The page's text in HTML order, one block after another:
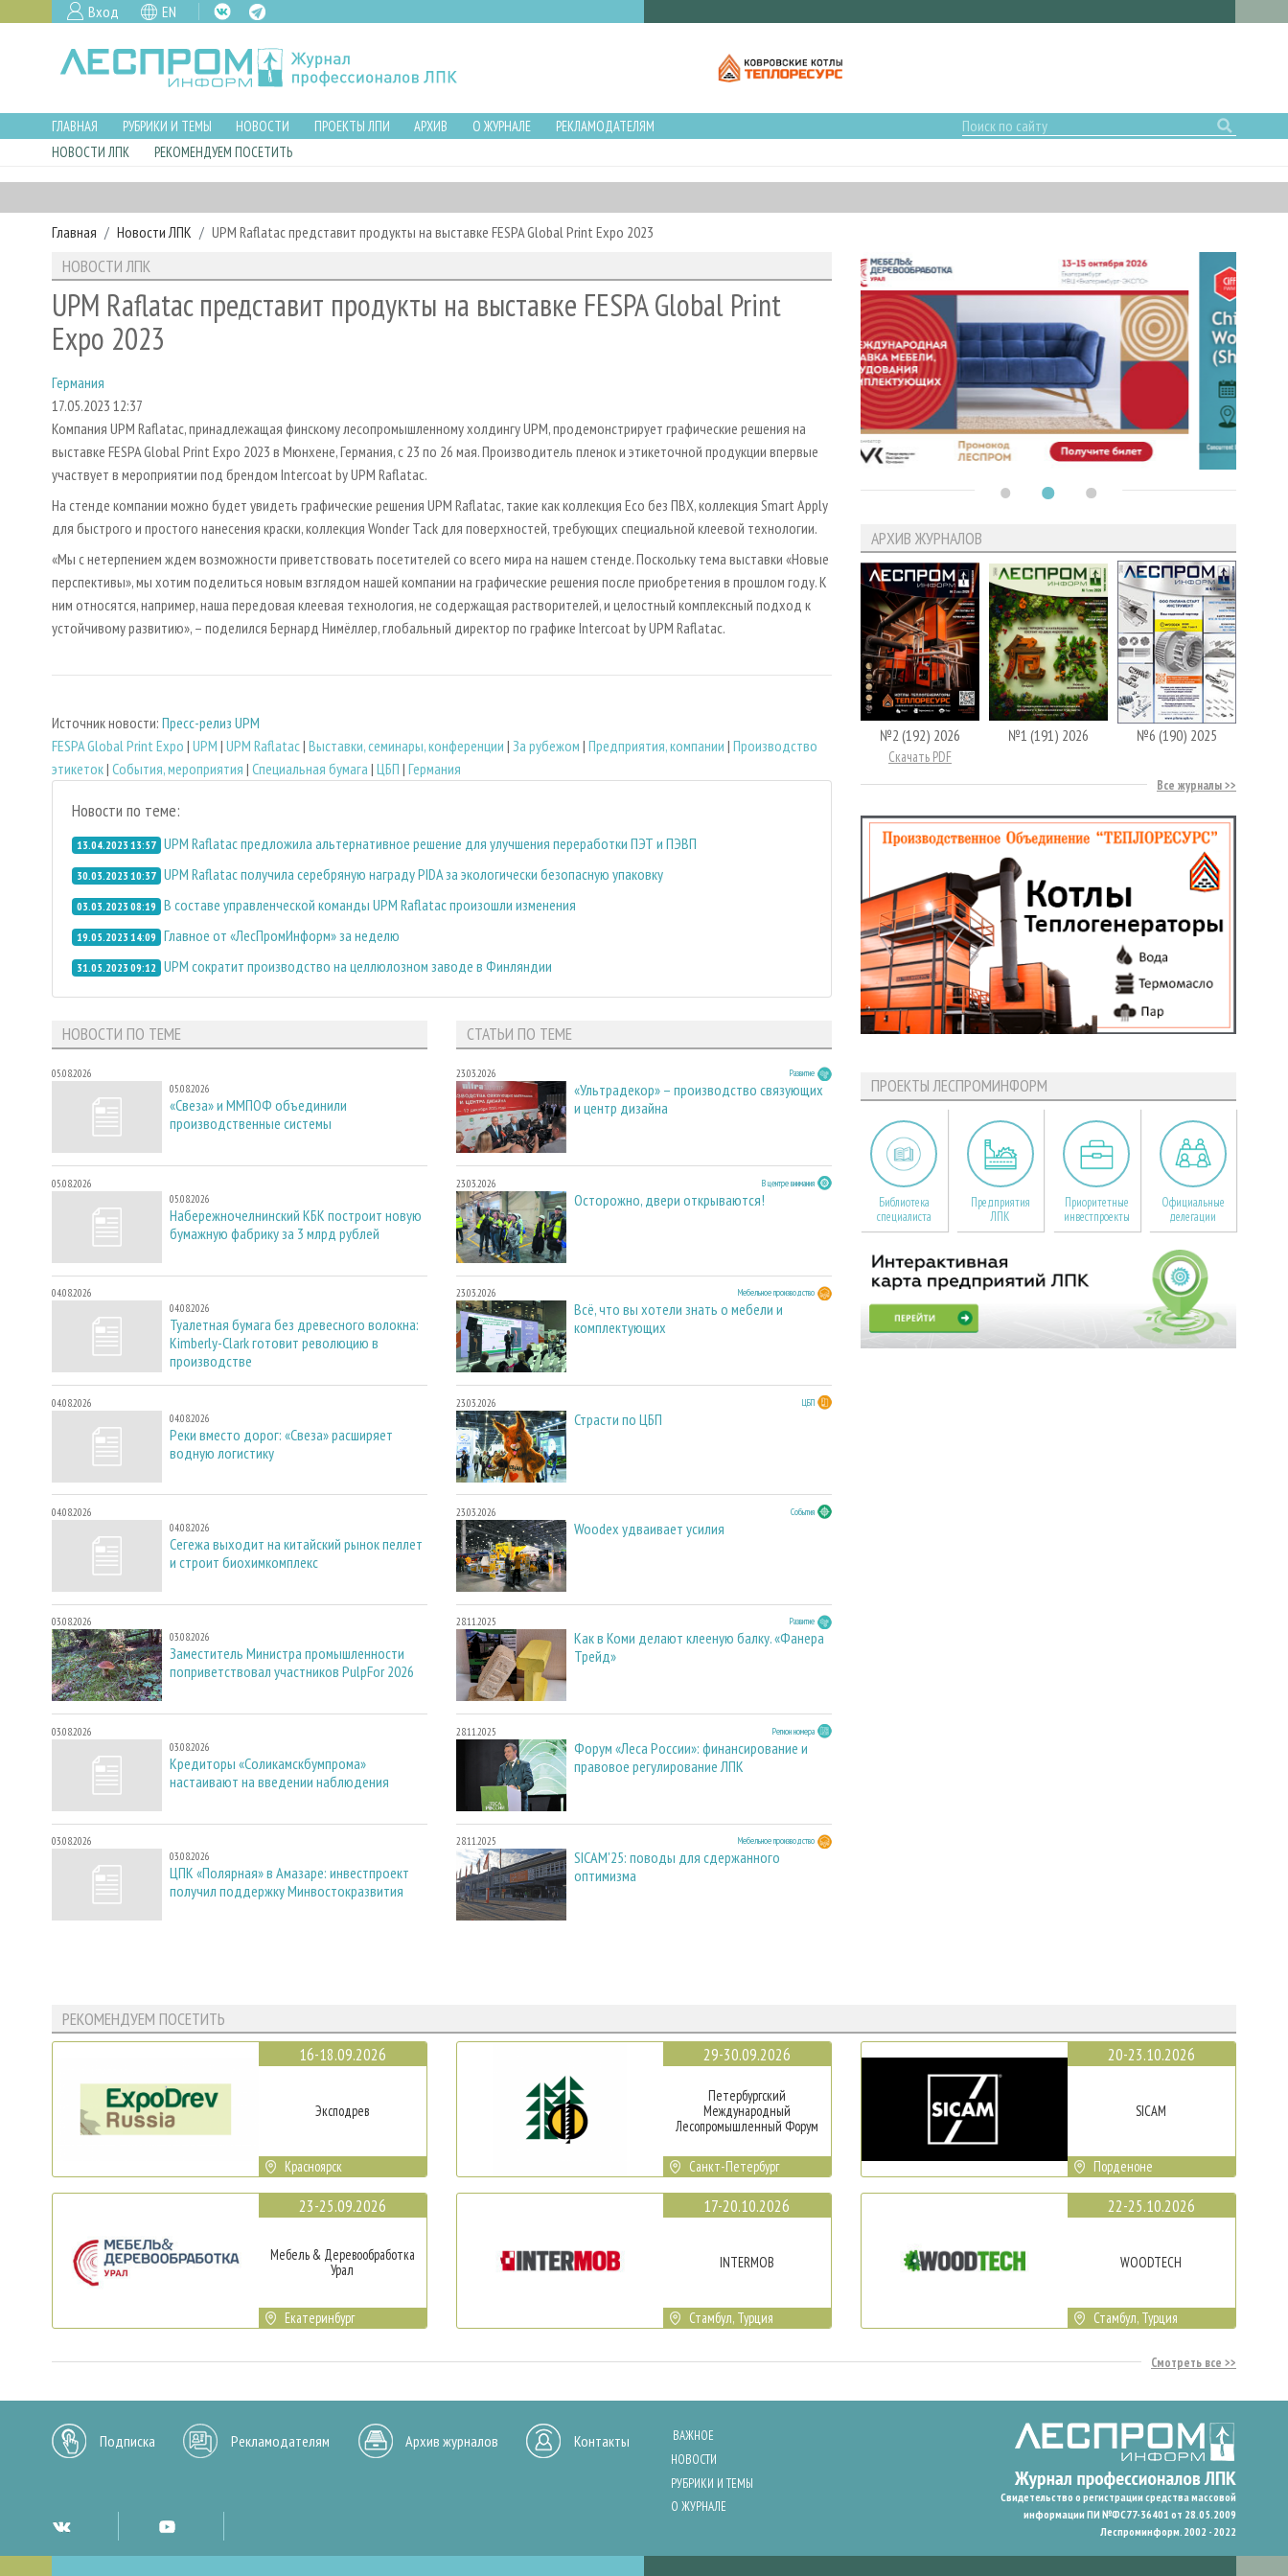
Вход EN
ГЛАВНАЯ РУБРИКИ И ТЕМЫ НОВОСТИ ПРОЕКТЫ ЛПИ АРХИВ О ЖУРНАЛЕ
РЕКЛАМОДАТЕЛЯМ
НОВОСТИ ЛПК
РЕКОМЕНДУЕМ ПОСЕТИТЬ
Главная Новости ЛПК UPM Raflatac представит продукты на выставке FESPA Global Print Expo 2023
НОВОСТИ ЛПК
UPM Raflatac представит продукты на выставке FESPA Global Print
Expo 2023
Германия
17.05.2023 12:37
Компания UPM Raflatac, принадлежащая финскому лесопромышленному холдингу UPM, продемонстрирует графические решения на
выставке FESPA Global Print Expo 2023 в Мюнхене, Германия, с 23 по 26 мая. Производитель пленок и этикеточной продукции впервые
участвует в мероприятии под брендом Intercoat by UPM Raflatac.
На стенде компании можно будет увидеть графические решения UPM Raflatac, такие как коллекция Eco без ПВХ, коллекция Smart Apply
для быстрого и простого нанесения краски, коллекция Wonder Tack для поверхностей, требующих специальной клеевой технологии.
«Мы с нетерпением ждем возможности приветствовать посетителей со всего мира на нашем стенде. Поскольку тема выставки «Новые
перспективы», мы хотим поделиться новым взглядом нашей компании на графические решения после приобретения в прошлом году. К
ним относятся, например, наша передовая клеевая технология, не содержащая растворителей, и целостный комплексный подход к
устойчивому развитию», – поделился Бернард Нимёллер, глобальный директор по графике Intercoat by UPM Raflatac.
Источник новости: Пресс-релиз UPM
FESPA Global Print Expo | UPM | UPM Raflatac| Выставки, семинары, конференции | За рубежом | Предприятия, компании | Производство
этикеток| События, мероприятия | Специальная бумага | ЦБП | Германия
Новости по теме:
13.04.2023 13:57 UPM Raflatac предложила альтернативное решение для улучшения переработки ПЭТ и ПЭВП
30.03.2023 10:37 UPM Raflatac получила серебряную награду PIDA за экологически безопасную упаковку
03.03.2023 08:19 В составе управленческой команды UPM Raflatac произошли изменения
19.05.2023 14:09 Главное от «ЛесПромИнформ» за неделю
31.05.2023 09:12 UPM сократит производство на целлюлозном заводе в Финляндии
НОВОСТИ ПО ТЕМЕ
05.08.2026
05.08.2026
«Свеза» и ММПОФ объединили
производственные системы
05.08.2026
05.08.2026
Набережночелнинский КБК построит новую
бумажную фабрику за 3 млрд рублей
04.08.2026
04.08.2026
Туалетная бумага без древесного волокна:
Kimberly-Clark готовит революцию в
производстве
04.08.2026
04.08.2026
Реки вместо дорог: «Свеза» расширяет
водную логистику
04.08.2026
04.08.2026
Сегежа выходит на китайский рынок пеллет
и строит биохимкомплекс
03.08.2026
03.08.2026
Заместитель Министра промышленности
поприветствовал участников PulpFor 2026
03.08.2026
03.08.2026
Кредиторы «Соликамскбумпрома»
настаивают на введении наблюдения
03.08.2026
03.08.2026
ЦПК «Полярная» в Амазаре: инвестпроект
получил поддержку Минвостокразвития
СТАТЬИ ПО ТЕМЕ
23.03.2026 Развитие
«Ультрадекор» – производство связующих
и центр дизайна
23.03.2026 В центре внимания
Осторожно, двери открываются!
23.03.2026 Мебельное производство
Всё, что вы хотели знать о мебели и
комплектующих
23.03.2026 ЦБП
Страсти по ЦБП
23.03.2026 События
Woodex удваивает усилия
28.11.2025 Развитие
Как в Коми делают клееную балку. «Фанера
Трейд»
28.11.2025 Регион номера
Форум «Леса России»: финансирование и
правовое регулирование ЛПК
28.11.2025 Мебельное производство
SICAM'25: поводы для сдержанного
оптимизма
АРХИВ ЖУРНАЛОВ
№2 (192) 2026
Скачать PDF
№1 (191) 2026 №6 (190) 2025
Все журналы
ПРОЕКТЫ ЛЕСПРОМИНФОРМ
Библиотека
специалиста
Предприятия
ЛПК
Приоритетные
инвестпроекты
Официальные
делегации
РЕКОМЕНДУЕМ ПОСЕТИТЬ
16-18.09.2026
Эксподрев
Красноярск
23-25.09.2026
Мебель & Деревообработка
Урал
Екатеринбург
29-30.09.2026
Петербургский
Международный
Лесопромышленный Форум
Санкт-Петербург
17-20.10.2026
INTERMOB
Стамбул, Турция
20-23.10.2026
SICAM
Порденоне
22-25.10.2026
WOODTECH
Стамбул, Турция
Смотреть все
Подписка Рекламодателям Архив журналов Контакты
ВАЖНОЕ
НОВОСТИ
РУБРИКИ И ТЕМЫ
О ЖУРНАЛЕ
Свидетельство о регистрации средства массовой
информации ПИ №ФС77-36401 от 28.05.2009
Леспроминформ. 2002 - 2022